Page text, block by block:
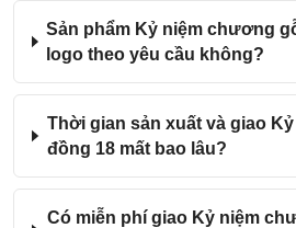
Sản phẩm Kỷ niệm chương
logo theo yêu cầu không?
Thời gian sản xuất và giao
đồng 18 mất bao lâu?
Có miễn phí giao Kỷ niệm